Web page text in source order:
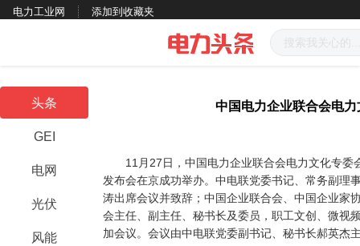
电力工业网 添加到收藏夹
头条
GEI
电网
光伏
风能
中国电力企业联合会电
11月27日，中国电力企业联合会电力文化专委
发布会在京成功举办。中电联党委书记、常务副理
涛出席会议并致辞；中国企业联合会、中国企业家
会主任、副主任、秘书长及委员，职工文创、微视
加会议。会议由中电联党委副书记、秘书长郝英杰